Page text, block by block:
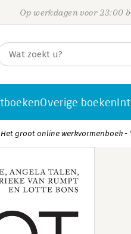
Op werkdagen voor 23:00
Overige boeken
Het groot online werkvormenboek -